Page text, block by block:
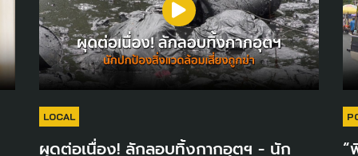
LOCAL
ผุดต่อเนื่อง! ลักลอบทิ้งกากอุตฯ - นัก “